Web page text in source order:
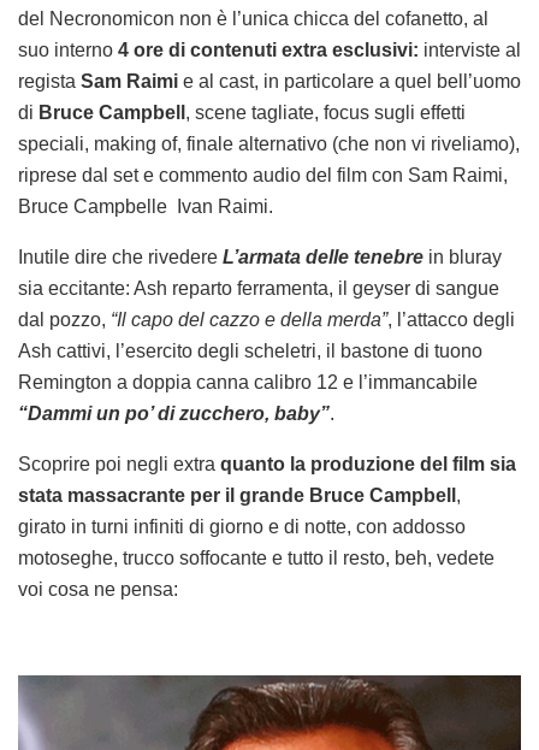
del Necronomicon non è l’unica chicca del cofanetto, al
suo interno 4 ore di contenuti extra esclusivi: interviste al
regista Sam Raimi e al cast, in particolare a quel bell’uomo
di Bruce Campbell , scene tagliate, focus sugli effetti
speciali, making of, finale alternativo (che non vi riveliamo),
riprese dal set e commento audio del film con Sam Raimi,
Bruce Campbelle Ivan Raimi.
Inutile dire che rivedere L’armata delle tenebre in bluray
sia eccitante: Ash reparto ferramenta, il geyser di sangue
dal pozzo, “Il capo del cazzo e della merda”, l’attacco degli
Ash cattivi, l’esercito degli scheletri, il bastone di tuono
Remington a doppia canna calibro 12 e l’immancabile
“Dammi un po’ di zucchero, baby”.
Scoprire poi negli extra quanto la produzione del film sia
stata massacrante per il grande Bruce Campbell ,
girato in turni infiniti di giorno e di notte, con addosso
motoseghe, trucco soffocante e tutto il resto, beh, vedete
voi cosa ne pensa: